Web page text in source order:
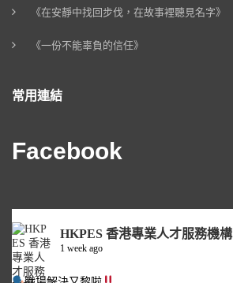
《在安靜中找回步伐，在故事裡聽見名字》
《一份不能辜負的信任》
常用連結
Facebook
HKPES 香港專業人才服務機構
1 week ago